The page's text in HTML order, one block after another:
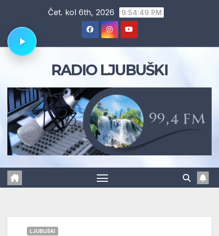
content
Čet. kol 6th, 2026 9:54:50 PM
RADIO LJUBUŠKI
LJUBUŠKI